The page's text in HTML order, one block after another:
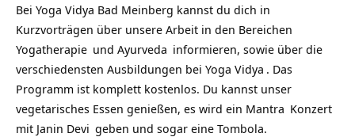
Bei Yoga Vidya Bad Meinberg kannst du dich in
Kurzvorträgen über unsere Arbeit in den Bereichen
Yogatherapie und Ayurveda informieren, sowie über die
verschiedensten Ausbildungen bei Yoga Vidya . Das
Programm ist komplett kostenlos. Du kannst unser
vegetarisches Essen genießen, es wird ein Mantra Konzert
mit Janin Devi geben und sogar eine Tombola.